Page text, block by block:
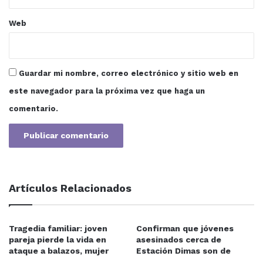
Web
Guardar mi nombre, correo electrónico y sitio web en
este navegador para la próxima vez que haga un
comentario.
Artículos Relacionados
Tragedia familiar: joven
pareja pierde la vida en
ataque a balazos, mujer
Confirman que jóvenes
asesinados cerca de
Estación Dimas son de